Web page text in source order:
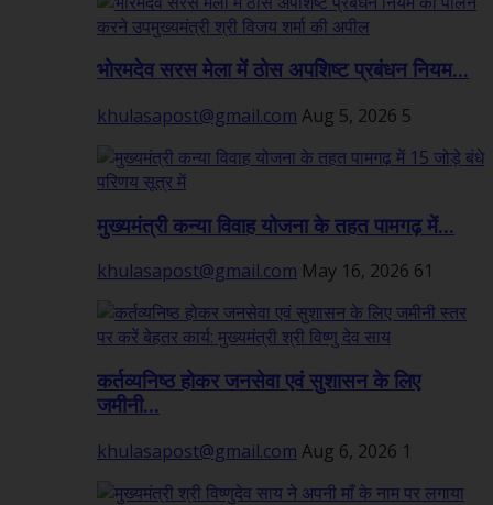
भोरमदेव सरस मेला में ठोस अपशिष्ट प्रबंधन नियम...
khulasapost@gmail.com Aug 5, 2026 5
मुख्यमंत्री कन्या विवाह योजना के तहत पामगढ़ में...
khulasapost@gmail.com May 16, 2026 61
कर्तव्यनिष्ठ होकर जनसेवा एवं सुशासन के लिए
जमीनी...
khulasapost@gmail.com Aug 6, 2026 1